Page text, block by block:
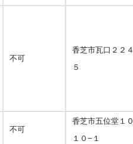
不可
香芝市瓦口２２４
５
不可
香芝市五位堂１０
１０−１